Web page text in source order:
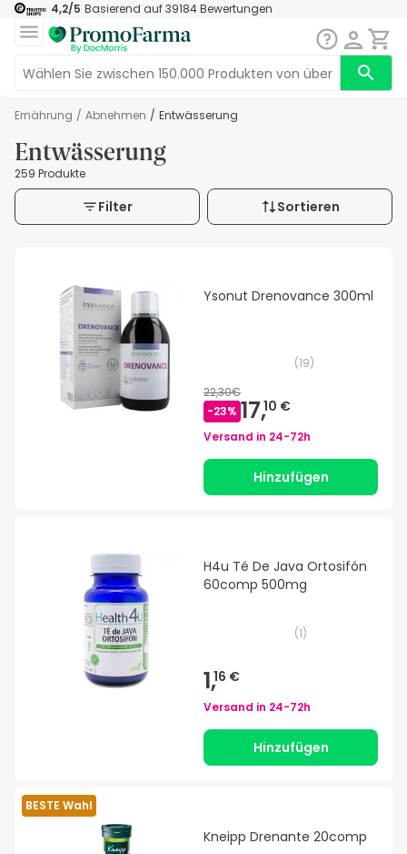
4,2/5 Basierend auf39184Bewertungen
Ernährung / Abnehmen / Entwässerung
Entwässerung
259 Produkte
Filter Sortieren
Ysonut Drenovance 300ml
(19)
22,30€
-23% 17,10 €
Versand in 24-72h
Hinzufügen
H4u Té De Java Ortosifón
60comp 500mg
(1)
1,16 €
Versand in 24-72h
Hinzufügen
BESTE Wahl
Kneipp Drenante 20comp